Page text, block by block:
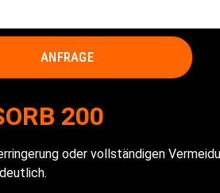
ANFRAGE
200
oder vollständigen